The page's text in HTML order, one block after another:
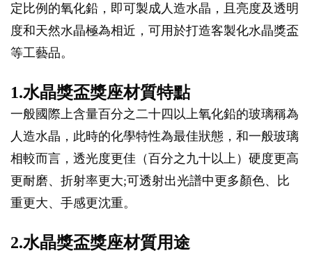
定比例的氧化鉛，即可製成人造水晶，且亮度及透明
度和天然水晶極為相近，可用於打造客製化水晶獎盃
等工藝品。
1.水晶獎盃獎座材質特點
一般國際上含量百分之二十四以上氧化鉛的玻璃稱為
人造水晶，此時的化學特性為最佳狀態，和一般玻璃
相較而言，透光度更佳（百分之九十以上）硬度更高
更耐磨、折射率更大;可透射出光譜中更多顏色、比
重更大、手感更沈重。
2.水晶獎盃獎座材質用途